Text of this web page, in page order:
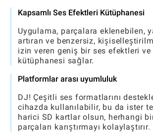
Kapsamlı Ses Efektleri Kütüphanesi
Uygulama, parçalara eklenebilen,
artıran ve benzersiz,
izin veren geniş bir ses efektleri ve
kütüphanesi sağlar.
Platformlar arası uyumluluk
DJ! Çeşitli ses formatlarını
cihazda kullanılabilir, bu da ister
harici SD kartlar olsun, herhangi
parçaları karıştırmayı kolaylaştırır.